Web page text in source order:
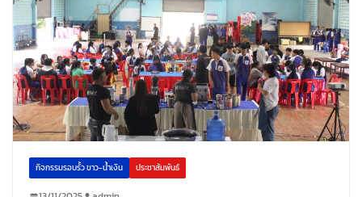
กิจกรรมรอบรั้ว ขาว-น้ำเงิน ประชาสัมพันธ์